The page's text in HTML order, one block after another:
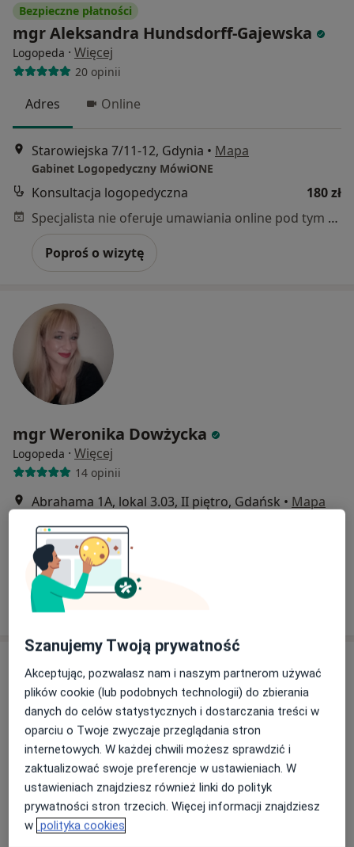
Bezpieczne płatności
mgr Aleksandra Hundsdorff-Gajewska
Logopeda · Więcej
20 opinii
Adres Online
Starowiejska 7/11-12, Gdynia • Mapa
Gabinet Logopedyczny MówiONE
Konsultacja logopedyczna
180 zł
Specjalista nie oferuje umawiania online pod tym adresem.
Poproś o wizytę
mgr Weronika Dowżycka
Logopeda · Więcej
14 opinii
Abrahama 1A, lokal 3.03, II piętro, Gdańsk • Mapa
Konsultacja logopedyczna
Poproś o wizytę
Bezpieczne płatności
mgr Urszula Pagór
Logopeda·Więcej
Szanujemy Twoją prywatność
Akceptując, pozwalasz nam i naszym partnerom używać
plików cookie (lub podobnych technologii) do zbierania
danych do celów statystycznych i dostarczania treści w
oparciu o Twoje zwyczaje przeglądania stron
internetowych. W każdej chwili możesz sprawdzić i
zaktualizować swoje preferencje w ustawieniach. W
ustawieniach znajdziesz również linki do polityk
prywatności stron trzecich. Więcej informacji znajdziesz
w polityka cookies